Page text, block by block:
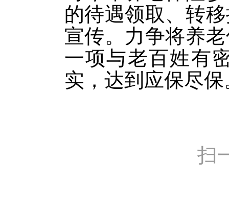
的待遇领取、转
宣传。力争将养
一项与老百姓有
实，达到应保尽保
扫